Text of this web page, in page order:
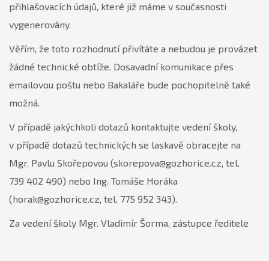
přihlašovacích údajů, které již máme v současnosti
vygenerovány.
Věřím, že toto rozhodnutí přivítáte a nebudou je provázet
žádné technické obtíže. Dosavadní komunikace přes
emailovou poštu nebo Bakaláře bude pochopitelně také
možná.
V případě jakýchkoli dotazů kontaktujte vedení školy,
v případě dotazů technických se laskavě obracejte na
Mgr. Pavlu Skořepovou (skorepova@gozhorice.cz, tel.
739 402 490) nebo Ing. Tomáše Horáka
(horak@gozhorice.cz, tel. 775 952 343).
Za vedení školy Mgr. Vladimír Šorma, zástupce ředitele